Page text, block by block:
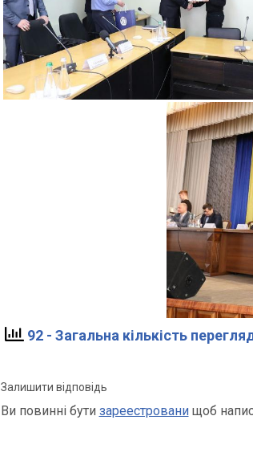
92 - Загальна кількість
Залишити відповідь
Ви повинні бути зареестрованищоб